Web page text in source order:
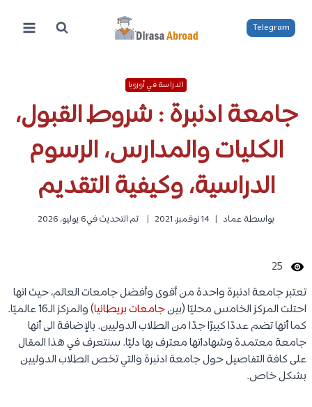
المحتوى
Telegram
الدراسة في أوروبا
جامعة ادنبرة : شروط القبول،
الكليات والمدارس، الرسوم
الدراسية، وكيفية التقديم
بواسطة عماد 14 نوفمبر، 2021 تم التحديث في6 يوليو، 2026
25
تعتبر جامعة ادنبرة واحدة من أقوى وأفضل جامعات العالم، حيث انها
احتلت المركز الخامس محليًا (بينجامعات بريطانيا
) والمركز الـ16 عالميًا.
كما أنها تضم عددًا كبيرًا جدًا من الطلاب الدوليين. بالإضافة الى أنها
جامعة معتمدة وشهاداتها معترف بها دليًا. سنتعرف في هذا المقال
على كافة التفاصيل حول جامعة ادنبرة والتي تخص الطلاب الدوليين
بشكل خاص.